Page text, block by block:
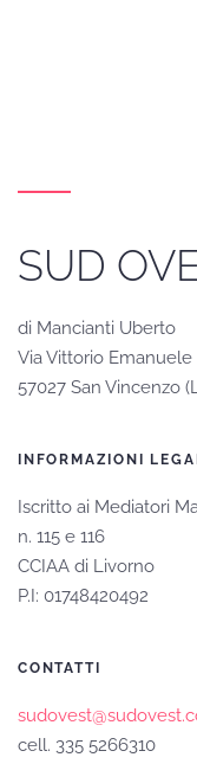
SUD
di Mancianti Uberto
Via Vittorio
57027 San Vincenzo
INFORMAZIONI
Iscritto ai Mediatori
n. 115 e 116
CCIAA di Livorno
P.I: 01748420492
CONTATTI
cell. 335 5266310